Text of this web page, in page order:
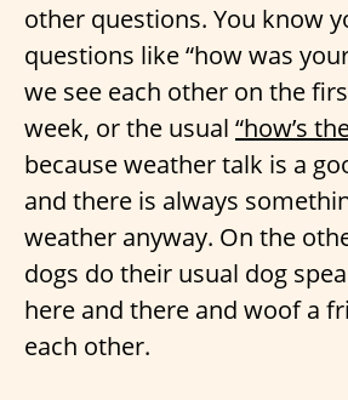
other questions. You know
questions like “how was
we see each other on the
week, or the usual “how’s
because weather talk is a
and there is always
weather anyway. On the
dogs do their usual dog
here and there and woof a
each other.